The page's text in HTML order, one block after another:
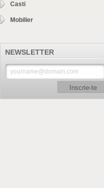
Casti
Mobilier
NEWSLETTER
Inscrie-te